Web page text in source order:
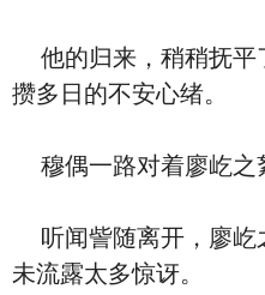
他的归来，稍稍抚平
攒多日的不安心绪。
穆偶一路对着廖屹之
听闻訾随离开，廖屹
未流露太多惊讶。